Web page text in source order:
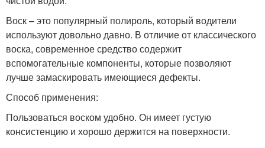
Воск – это популярный полироль, который водители
используют довольно давно. В отличие от классического
воска, современное средство содержит
вспомогательные компоненты, которые позволяют
лучше замаскировать имеющиеся дефекты.
Способ применения:
Пользоваться воском удобно. Он имеет густую
консистенцию и хорошо держится на поверхности.